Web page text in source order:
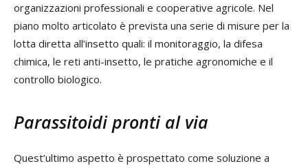
organizzazioni professionali e cooperative agricole. Nel
piano molto articolato è prevista una serie di misure per la
lotta diretta all’insetto quali: il monitoraggio, la difesa
chimica, le reti anti-insetto, le pratiche agronomiche e il
controllo biologico.
Parassitoidi pronti al via
Quest’ultimo aspetto è prospettato come soluzione a